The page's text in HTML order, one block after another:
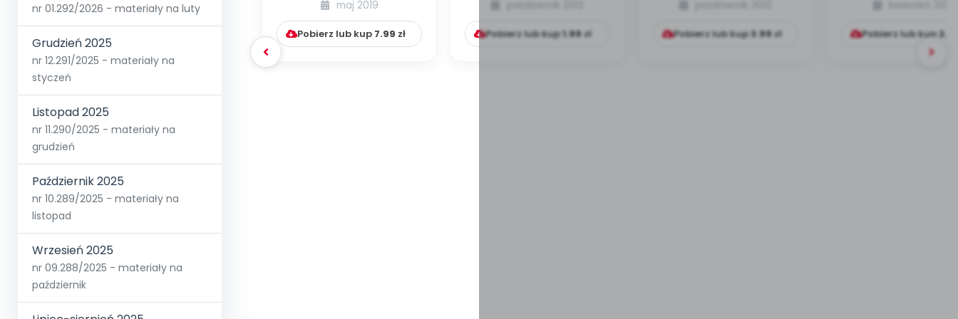
nr 01.292/2026 - materiały na luty
Grudzień 2025
nr 12.291/2025 - materiały na
styczeń
Listopad 2025
nr 11.290/2025 - materiały na
grudzień
Październik 2025
nr 10.289/2025 - materiały na
listopad
Wrzesień 2025
nr 09.288/2025 - materiały na
październik
numer 1]
maj 2019
Pobierz lub kup 7.99 zł Pobierz lub kup1.99zł
przyniesie (scenarius...
Pobierz lub kup3.99zł
muzyczno-
Pobierz lub kup